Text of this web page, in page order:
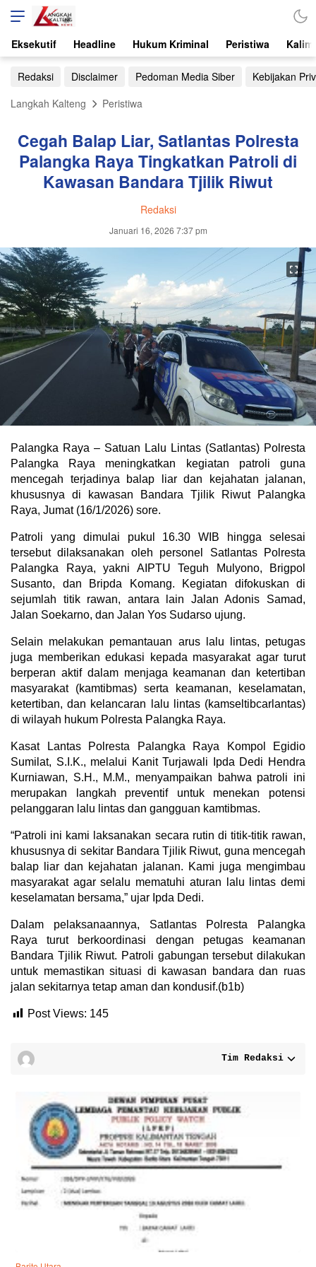
Eksekutif Headline Hukum Kriminal Peristiwa
Redaksi Disclaimer Pedoman Media Siber
Kebijakan
Langkah Kalteng
Peristiwa
Cegah Balap Liar, Satlantas Polresta
Palangka Raya Tingkatkan Patroli di
Kawasan Bandara Tjilik Riwut
Redaksi
Januari 16, 2026 7:37 pm
Palangka Raya – Satuan Lalu Lintas (Satlantas) Polresta
Palangka Raya meningkatkan kegiatan patroli guna
mencegah terjadinya balap liar dan kejahatan jalanan,
khususnya di kawasan Bandara Tjilik Riwut Palangka
Raya, Jumat (16/1/2026) sore.
Patroli yang dimulai pukul 16.30 WIB hingga selesai
tersebut dilaksanakan oleh personel Satlantas Polresta
Palangka Raya, yakni AIPTU Teguh Mulyono, Brigpol
Susanto, dan Bripda Komang. Kegiatan difokuskan di
sejumlah titik rawan, antara lain Jalan Adonis Samad,
Jalan Soekarno, dan Jalan Yos Sudarso ujung.
Selain melakukan pemantauan arus lalu lintas, petugas
juga memberikan edukasi kepada masyarakat agar turut
berperan aktif dalam menjaga keamanan dan ketertiban
masyarakat (kamtibmas) serta keamanan, keselamatan,
ketertiban, dan kelancaran lalu lintas (kamseltibcarlantas)
di wilayah hukum Polresta Palangka Raya.
Kasat Lantas Polresta Palangka Raya Kompol Egidio
Sumilat, S.I.K., melalui Kanit Turjawali Ipda Dedi Hendra
Kurniawan, S.H., M.M., menyampaikan bahwa patroli ini
merupakan langkah preventif untuk menekan potensi
pelanggaran lalu lintas dan gangguan kamtibmas.
“Patroli ini kami laksanakan secara rutin di titik-titik rawan,
khususnya di sekitar Bandara Tjilik Riwut, guna mencegah
balap liar dan kejahatan jalanan. Kami juga mengimbau
masyarakat agar selalu mematuhi aturan lalu lintas demi
keselamatan bersama,” ujar Ipda Dedi.
Dalam pelaksanaannya, Satlantas Polresta Palangka
Raya turut berkoordinasi dengan petugas keamanan
Bandara Tjilik Riwut. Patroli gabungan tersebut dilakukan
untuk memastikan situasi di kawasan bandara dan ruas
jalan sekitarnya tetap aman dan kondusif.(b1b)
Post Views: 145
Tim Redaksi